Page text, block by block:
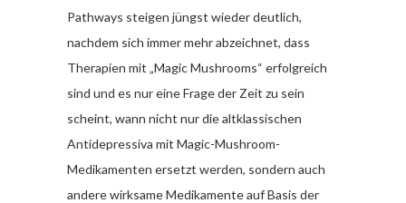
Pathways steigen jüngst wieder deutlich,
nachdem sich immer mehr abzeichnet, dass
Therapien mit „Magic Mushrooms“ erfolgreich
sind und es nur eine Frage der Zeit zu sein
scheint, wann nicht nur die altklassischen
Antidepressiva mit Magic-Mushroom-
Medikamenten ersetzt werden, sondern auch
andere wirksame Medikamente auf Basis der